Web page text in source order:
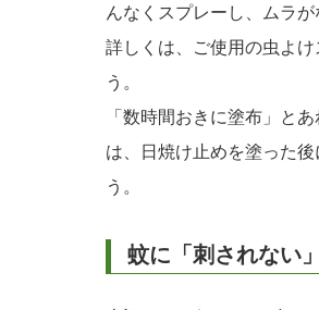
んなくスプレーし、ムラ
詳しくは、ご使用の虫よ
う。
「数時間おきに塗布」と
は、日焼け止めを塗った
う。
蚊に「刺されない